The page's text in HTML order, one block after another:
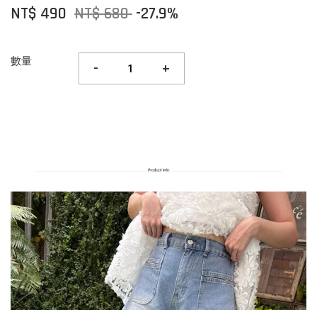
NT$ 490 NT$ 680 -27.9%
數量 - +